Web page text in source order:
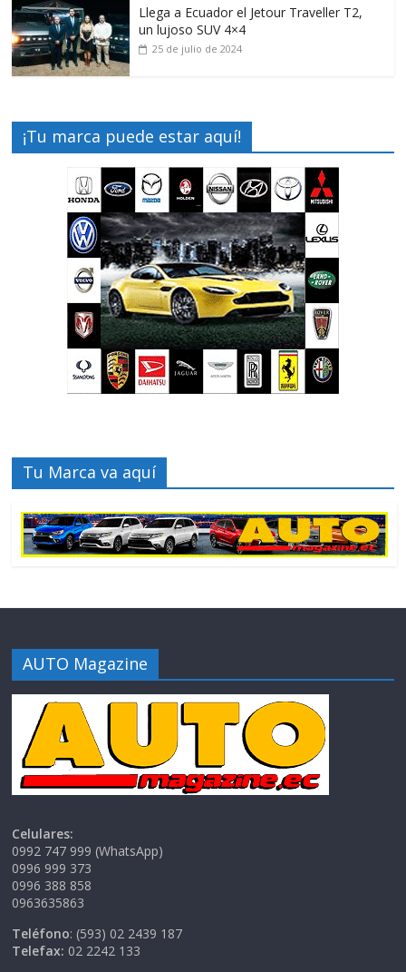
Llega a Ecuador el Jetour Traveller T2,
un lujoso SUV 4×4
25 de julio de 2024
¡Tu marca puede estar aquí!
Tu Marca va aquí
AUTO Magazine
Celulares:
0992 747 999 (WhatsApp)
0996 999 373
0996 388 858
0963635863
Teléfono: (593) 02 2439 187
Telefax: 02 2242 133